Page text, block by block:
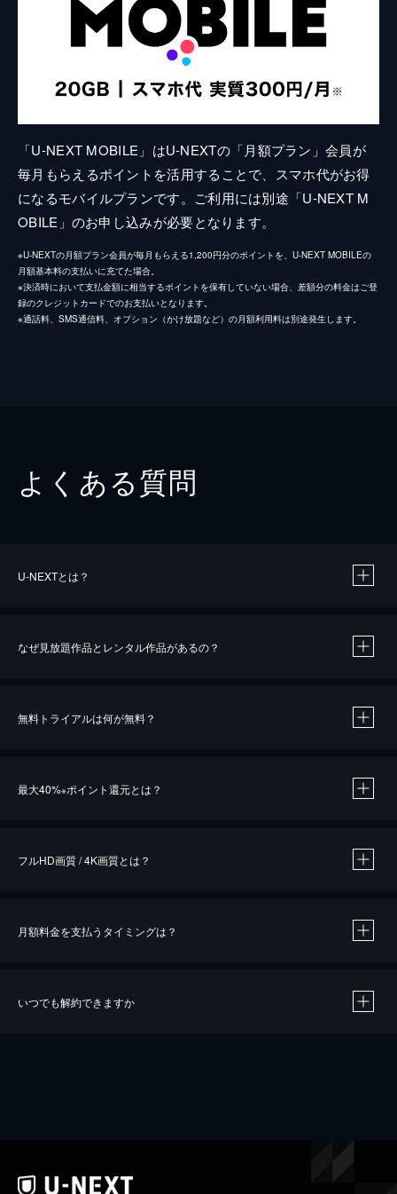
「U-NEXT MOBILE」はU-NEXTの「月額プラン」会員が
毎月もらえるポイントを活用することで、スマホ代がお得
になるモバイルプランです。ご利用には別途「U-NEXT M
OBILE」のお申し込みが必要となります。
※U-NEXTの月額プラン会員が毎月もらえる1,200円分のポイントを、U-NEXT MOBILEの
月額基本料の支払いに充てた場合。
※決済時において支払金額に相当するポイントを保有していない場合、差額分の料金はご登
録のクレジットカードでのお支払いとなります。
※通話料、SMS通信料、オプション（かけ放題など）の月額利用料は別途発生します。
よくある質問
U-NEXTとは？
なぜ見放題作品とレンタル作品があるの？
無料トライアルは何が無料？
最大40%※ポイント還元とは？
※40％ポイント還元の対象は、クレジットカード決済による作品の購入 / レンタルです。
フルHD画質 / 4K画質とは？
月額料金を支払うタイミングは？
いつでも解約できますか